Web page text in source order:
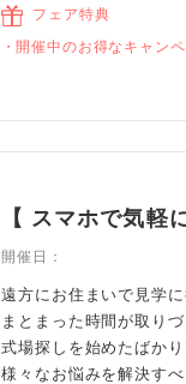
フェア特典
開催中のお得なキャン
【 スマホで気軽
開催日：
遠方にお住まいで見学に
まとまった時間が取りづ
式場探しを始めたばか
様々なお悩みを解決す